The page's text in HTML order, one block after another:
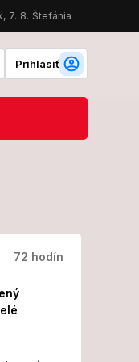
FOTO Premiéra filmu
Prihlásiť
72 hodín